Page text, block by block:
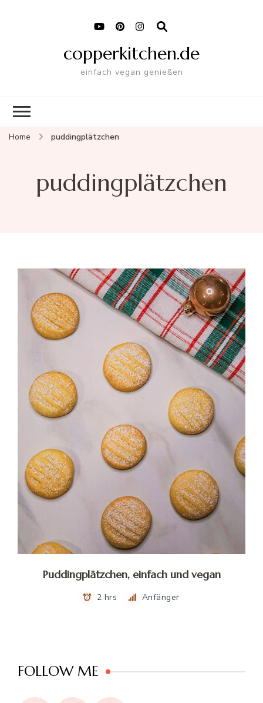
copperkitchen.de
einfach vegan genießen
Home puddingplätzchen
puddingplätzchen
Puddingplätzchen, einfach und vegan
2 hrs Anfänger
FOLLOW ME